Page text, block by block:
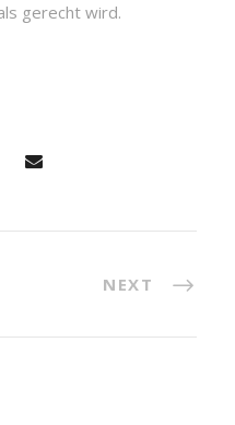
gerecht wird.
NEXT